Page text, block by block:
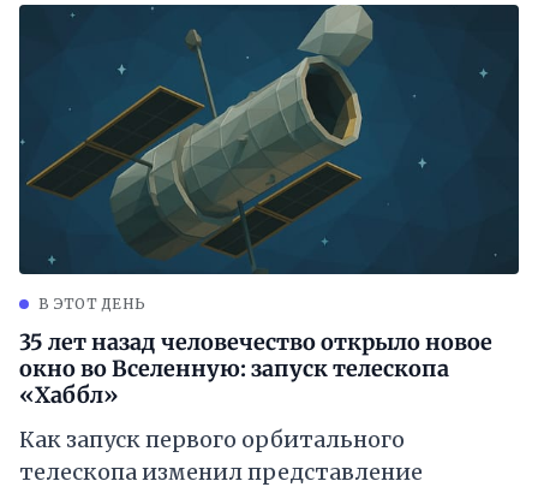
В ЭТОТ ДЕНЬ
35 лет назад человечество открыло новое
окно во Вселенную: запуск телескопа
«Хаббл»
Как запуск первого орбитального
телескопа изменил представление